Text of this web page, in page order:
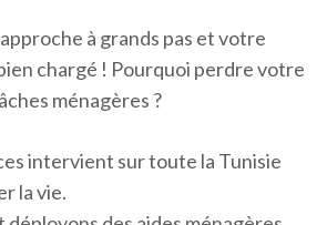
à grands pas et votre
chargé ! Pourquoi perdre votre
ménagères ?
intervient sur toute la Tunisie
la vie.